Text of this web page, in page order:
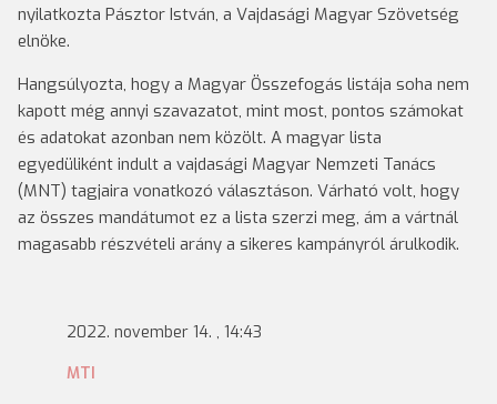
nyilatkozta Pásztor István, a Vajdasági Magyar Szövetség
elnöke.
Hangsúlyozta, hogy a Magyar Összefogás listája soha nem
kapott még annyi szavazatot, mint most, pontos számokat
és adatokat azonban nem közölt. A magyar lista
egyedüliként indult a vajdasági Magyar Nemzeti Tanács
(MNT) tagjaira vonatkozó választáson. Várható volt, hogy
az összes mandátumot ez a lista szerzi meg, ám a vártnál
magasabb részvételi arány a sikeres kampányról árulkodik.
2022. november 14. , 14:43
MTI